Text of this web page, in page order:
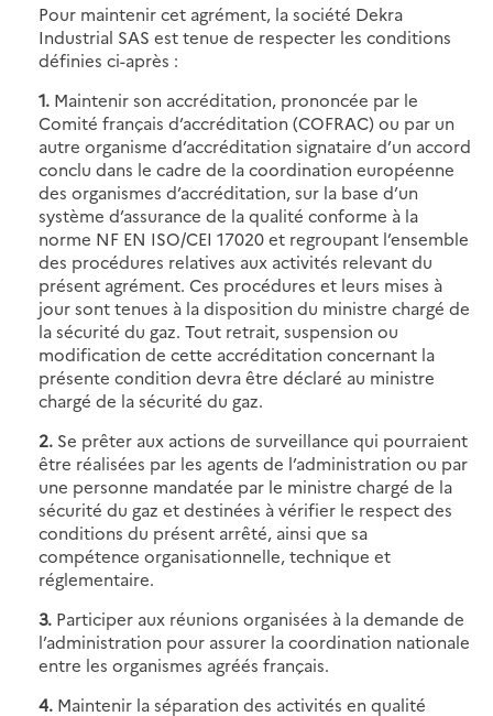
Pour maintenir cet agrément, la société Dekra
Industrial SAS est tenue de respecter les conditions
définies ci-après :
1. Maintenir son accréditation, prononcée par le
Comité français d’accréditation (COFRAC) ou par un
autre organisme d’accréditation signataire d’un accord
conclu dans le cadre de la coordination européenne
des organismes d’accréditation, sur la base d’un
système d’assurance de la qualité conforme à la
norme NF EN ISO/CEI 17020 et regroupant l’ensemble
des procédures relatives aux activités relevant du
présent agrément. Ces procédures et leurs mises à
jour sont tenues à la disposition du ministre chargé de
la sécurité du gaz. Tout retrait, suspension ou
modification de cette accréditation concernant la
présente condition devra être déclaré au ministre
chargé de la sécurité du gaz.
2. Se prêter aux actions de surveillance qui pourraient
être réalisées par les agents de l’administration ou par
une personne mandatée par le ministre chargé de la
sécurité du gaz et destinées à vérifier le respect des
conditions du présent arrêté, ainsi que sa
compétence organisationnelle, technique et
réglementaire.
3. Participer aux réunions organisées à la demande de
l’administration pour assurer la coordination nationale
entre les organismes agréés français.
4. Maintenir la séparation des activités en qualité